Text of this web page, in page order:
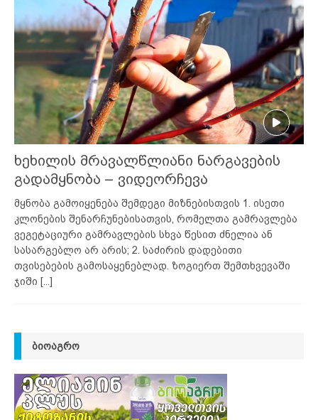
ხეხილის მრავალწლიანი ნარგავების
გადამყნობა – ვიდეორჩევა
მყნობა გამოიყენება შემდეგი მიზნებისთვის 1. ისეთი
კლონების შენარჩუნებისათვის, რომელთა გამრავლება
ვეგეტაციური გამრავლების სხვა წესით ძნელია ან
სასარგებლო არ არის; 2. საძირის დადებითი
თვისებების გამოსაყენებლად. ზოგიერთ შემთხვევაში
ჯიში [...]
ᲑᲘᲝᲐᲒᲠᲝ